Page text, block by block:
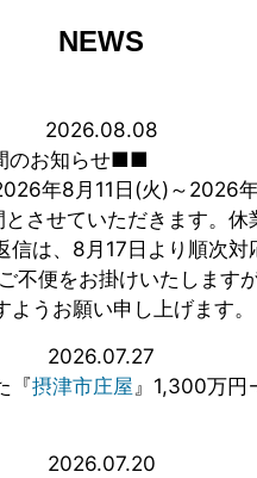
NEWS
2026.08.08
のお知らせ■■
年8月11日(火)～2026
させていただきます。休
信は、8月17日より順次対
不便をお掛けいたします
ようお願い申し上げます。
2026.07.27
『摂津市庄屋』1,300万円
2026.07.20